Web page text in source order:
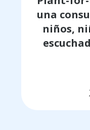
una
niños,